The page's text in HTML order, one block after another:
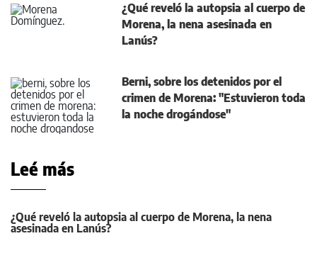
¿Qué reveló la autopsia al cuerpo de
Morena, la nena asesinada en
Lanús?
Berni, sobre los detenidos por el
crimen de Morena: "Estuvieron toda
la noche drogándose"
Leé más
¿Qué reveló la autopsia al cuerpo de Morena, la nena
asesinada en Lanús?